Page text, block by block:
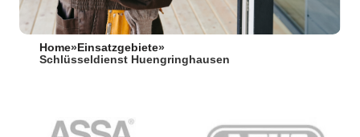
Home» Einsatzgebiete»
Schlüsseldienst Huengringhausen